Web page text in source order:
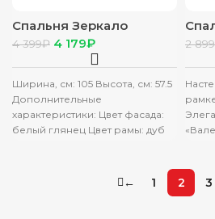
Спальня Зеркало
Сальма ЗР 021 (1050х575)
фасад МДФ БЕЛЫЙ
ГЛЯНЕЦ/корпус АНКОР
4 399₽ 4 179₽
Ширина, см: 105 Высота, см: 57.5
Дополнительные
характеристики: Цвет фасада:
белый глянец Цвет рамы: дуб
011
2 899
оно
← 1 2 3